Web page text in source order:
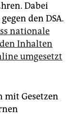
Dabei
den DSA.
nationale
Inhalten
umgesetzt
mit Gesetzen